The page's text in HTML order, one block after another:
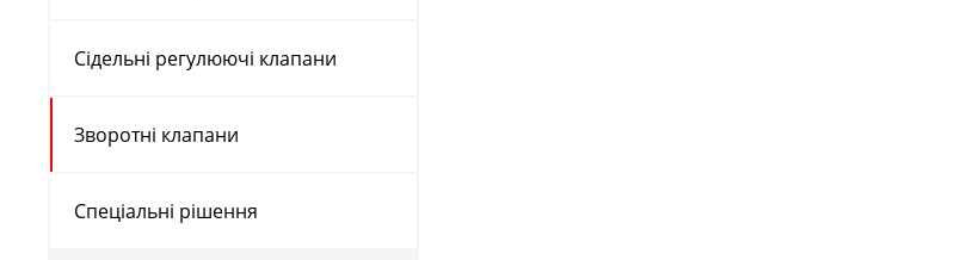
Сідельні регулюючі клапани
Зворотні клапани
Спеціальні рішення